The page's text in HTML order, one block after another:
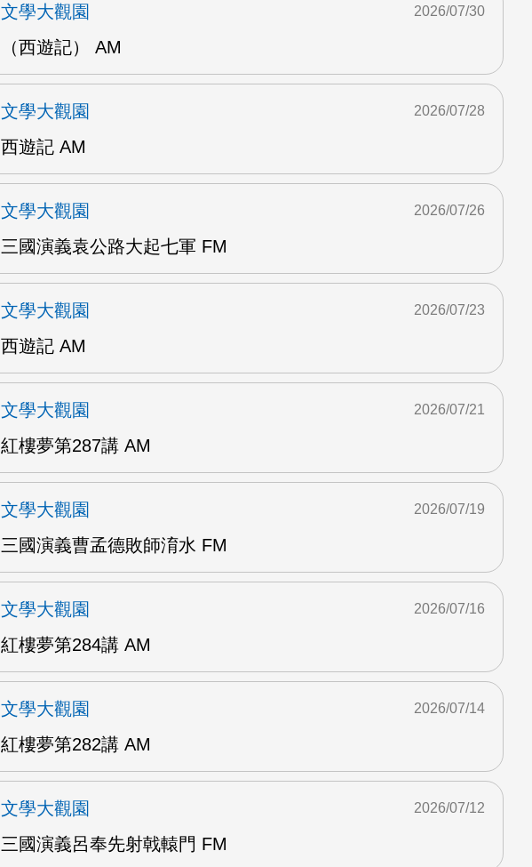
文學大觀園
（西遊記） AM
2026/07/30
文學大觀園
西遊記 AM
2026/07/28
文學大觀園
三國演義袁公路大起七軍 FM
2026/07/26
文學大觀園
西遊記 AM
2026/07/23
文學大觀園
紅樓夢第287講 AM
2026/07/21
文學大觀園
三國演義曹孟德敗師淯水 FM
2026/07/19
文學大觀園
紅樓夢第284講 AM
2026/07/16
文學大觀園
紅樓夢第282講 AM
2026/07/14
文學大觀園
三國演義呂奉先射戟轅門 FM
2026/07/12